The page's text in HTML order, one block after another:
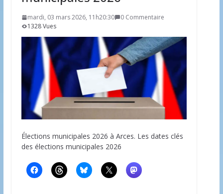
mardi, 03 mars 2026, 11h20:30
0 Commentaire
1328 Vues
Élections municipales 2026 à Arces. Les dates clés
des élections municipales 2026